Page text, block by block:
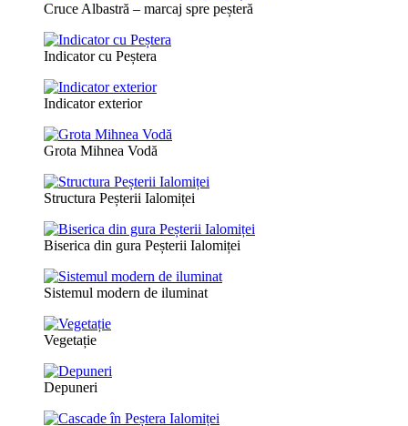
Cruce Albastră – marcaj spre peșteră
Indicator cu Peștera
Indicator exterior
Grota Mihnea Vodă
Structura Peșterii Ialomiței
Biserica din gura Peșterii Ialomiței
Sistemul modern de iluminat
Vegetație
Depuneri